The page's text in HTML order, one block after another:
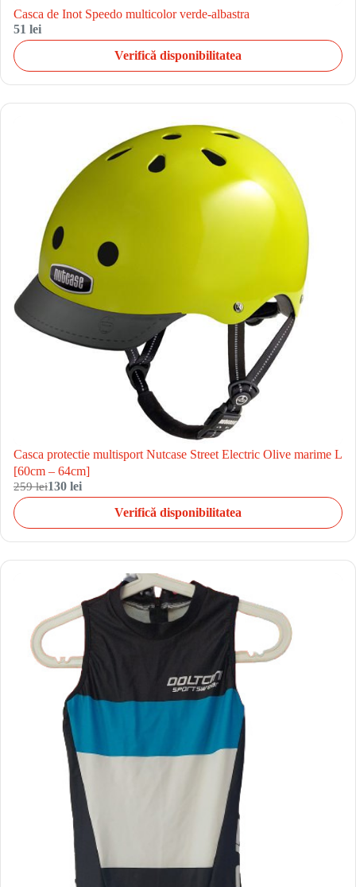
Casca de Inot Speedo multicolor verde-albastra
51 lei
Verifică disponibilitatea
Casca protectie multisport Nutcase Street Electric Olive marime L
[60cm – 64cm]
259 lei130 lei
Verifică disponibilitatea